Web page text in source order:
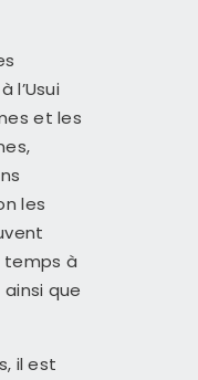
l’Usui
et les
les
temps à
que
il est